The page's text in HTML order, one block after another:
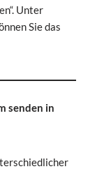
Unter
Sie das
senden in